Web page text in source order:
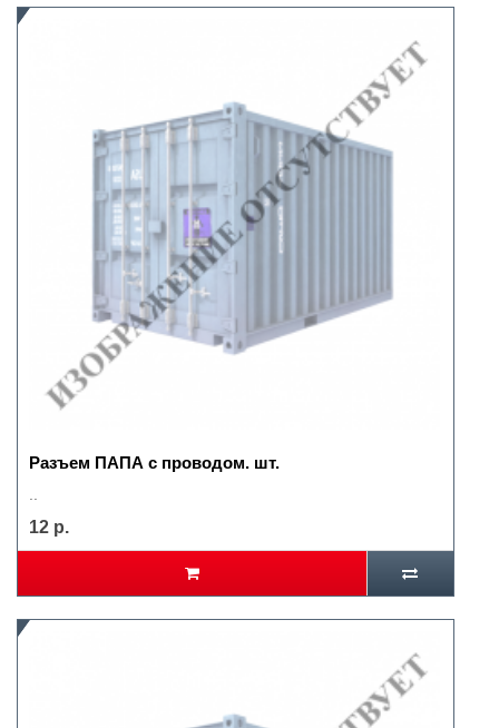
Разъем ПАПА с проводом. шт.
12 р.